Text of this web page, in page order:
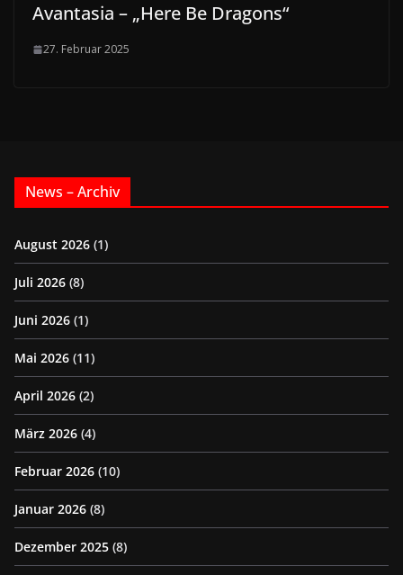
Avantasia – „Here Be Dragons“
27. Februar 2025
News – Archiv
August 2026 (1)
Juli 2026 (8)
Juni 2026 (1)
Mai 2026 (11)
April 2026 (2)
März 2026 (4)
Februar 2026 (10)
Januar 2026 (8)
Dezember 2025 (8)